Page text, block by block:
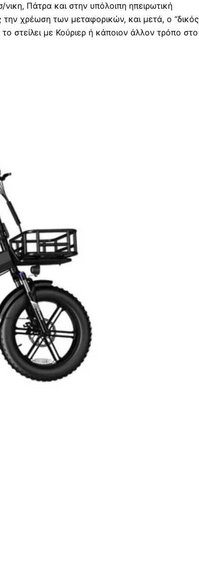
Πάτρα και στην υπόλοιπη ηπειρωτική
την χρέωση των μεταφορικών, και μετά, ο “δικός
στείλει με Κούριερ ή κάποιον άλλον τρόπο στο